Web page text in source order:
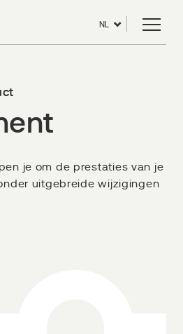
NL
je om de prestaties van je
uitgebreide wijzigingen